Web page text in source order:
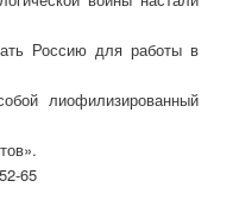
Россию для работы в
лиофилизированный
65